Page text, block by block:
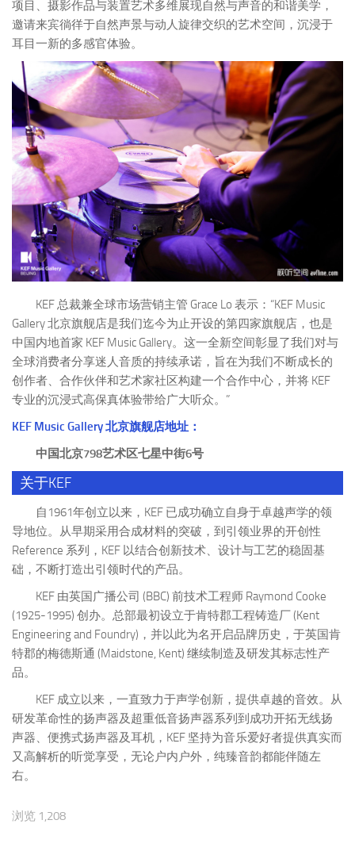
项目、摄影作品与装置艺术多维展现自然与声音的和谐美学，
邀请来宾徜徉于自然声景与动人旋律交织的艺术空间，沉浸于
耳目一新的多感官体验。
KEF 总裁兼全球市场营销主管 Grace Lo 表示： “KEF Music
Gallery 北京旗舰店是我们迄今为止开设的第四家旗舰店，也是
中国内地首家 KEF Music Gallery。这一全新空间彰显了我们对与
全球消费者分享迷人音质的持续承诺，旨在为我们不断成长的
创作者、合作伙伴和艺术家社区构建一个合作中心，并将 KEF
专业的沉浸式高保真体验带给广大听众。”
KEF Music Gallery 北京旗舰店地址：
中国北京798艺术区七星中街6号
关于KEF
自1961年创立以来，KEF 已成功确立自身于卓越声学的领
导地位。从早期采用合成材料的突破，到引领业界的开创性
Reference 系列，KEF 以结合创新技术、设计与工艺的稳固基
础，不断打造出引领时代的产品。
KEF 由英国广播公司 (BBC) 前技术工程师 Raymond Cooke
(1925-1995) 创办。总部最初设立于肯特郡工程铸造厂 (Kent
Engineering and Foundry)，并以此为名开启品牌历史，于英国肯
特郡的梅德斯通 (Maidstone, Kent) 继续制造及研发其标志性产
品。
KEF 成立以来，一直致力于声学创新，提供卓越的音效。从
研发革命性的扬声器及超重低音扬声器系列到成功开拓无线扬
声器、便携式扬声器及耳机，KEF 坚持为音乐爱好者提供真实而
又高解析的听觉享受，无论户内户外，纯臻音韵都能伴随左
右。
浏览 1,208